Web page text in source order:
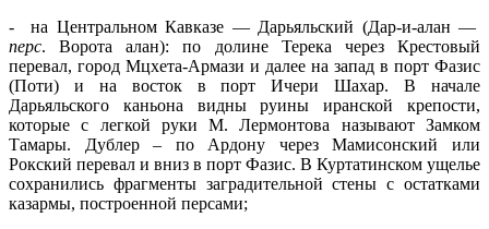
- на Центральном Кавказе — Дарьяльский (Дар-и-алан —
перс. Ворота алан): по долине Терека через Крестовый
перевал, город Мцхета-Армази и далее на запад в порт Фазис
(Поти) и на восток в порт Ичери Шахар. В начале
Дарьяльского каньона видны руины иранской крепости,
которые с легкой руки М. Лермонтова называют Замком
Тамары. Дублер – по Ардону через Мамисонский или
Рокский перевал и вниз в порт Фазис. В Куртатинском ущелье
сохранились фрагменты заградительной стены с остатками
казармы, построенной персами;